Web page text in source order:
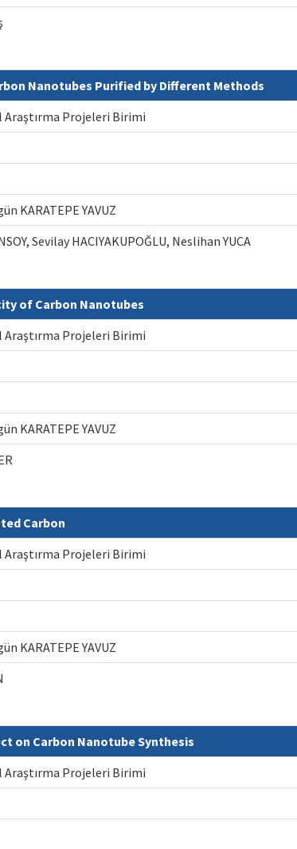
Nanotubes Purified by Different Methods
Araştırma Projeleri Birimi
KARATEPE YAVUZ
Sevilay HACIYAKUPOĞLU, Neslihan YUCA
of Carbon Nanotubes
Araştırma Projeleri Birimi
KARATEPE YAVUZ
Carbon
Araştırma Projeleri Birimi
KARATEPE YAVUZ
on Carbon Nanotube Synthesis
Araştırma Projeleri Birimi